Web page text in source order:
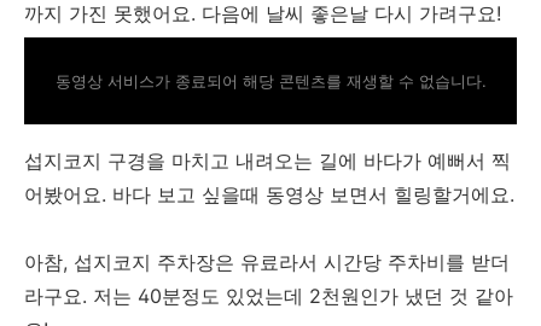
까지 가진 못했어요. 다음에 날씨 좋은날 다시 가려구요!
동영상 서비스가 종료되어 해당 콘텐츠를 재생할 수 없습니다.
섭지코지 구경을 마치고 내려오는 길에 바다가 예뻐서 찍
어봤어요. 바다 보고 싶을때 동영상 보면서 힐링할거에요.
아참, 섭지코지 주차장은 유료라서 시간당 주차비를 받더
라구요. 저는 40분정도 있었는데 2천원인가 냈던 것 같아